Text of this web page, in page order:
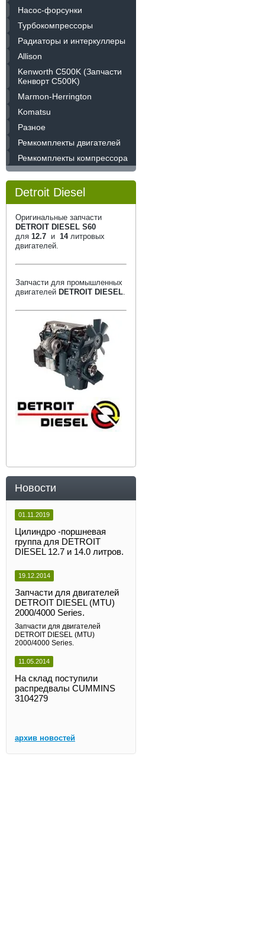
Насос-форсунки
Турбокомпрессоры
Радиаторы и интеркуллеры
Allison
Kenworth C500K (Запчасти
Кенворт C500K)
Marmon-Herrington
Komatsu
Разное
Ремкомплекты двигателей
Ремкомплекты компрессора
Detroit Diesel
Оригинальные запчасти
DETROIT DIESEL S60
для 12.7 и 14литровых
двигателей.
Запчасти для промышленных
двигателей DETROIT DIESEL.
Новости
01.11.2019
Цилиндро -поршневая
группа для DETROIT
DIESEL 12.7 и 14.0 литров.
19.12.2014
Запчасти для двигателей
DETROIT DIESEL (MTU)
2000/4000 Series.
Запчасти для двигателей
DETROIT DIESEL (MTU)
2000/4000 Series.
11.05.2014
На склад поступили
распредвалы CUMMINS
3104279
архив новостей